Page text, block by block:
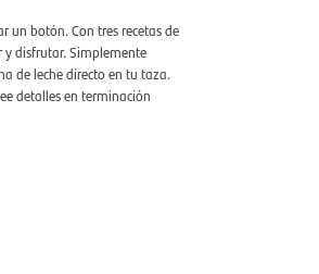
un botón. Con tres recetas de
y disfrutar. Simplemente
de leche directo en tu taza.
detalles en terminación